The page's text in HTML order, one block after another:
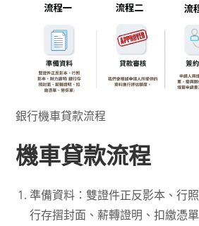
銀行機車貸款流程
機車貸款流程
準備資料：雙證件正反影本、行
行存摺封面、薪轉證明、扣繳憑